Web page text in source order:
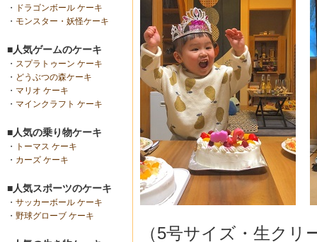
・
ドラゴンボール ケーキ
・ モンスター・妖怪ケーキ
■人気ゲームのケーキ
・ スプラトゥーン ケーキ
・ どうぶつの森ケーキ
・ マリオ ケーキ
・ マインクラフト ケーキ
■人気の乗り物ケーキ
・
トーマス ケーキ
・ カーズ ケーキ
■人気スポーツのケーキ
・ サッカーボール ケーキ
・ 野球グローブ ケーキ
（5号サイズ・生ク